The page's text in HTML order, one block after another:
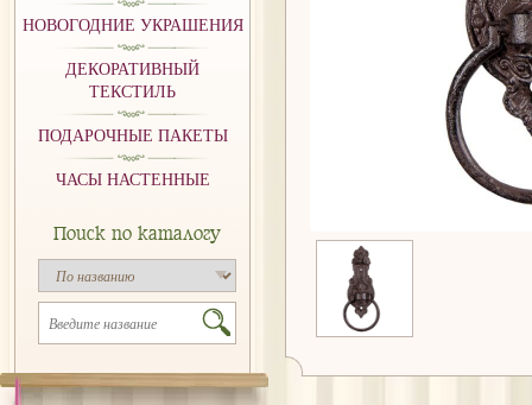
НОВОГОДНИЕ УКРАШЕНИЯ
ДЕКОРАТИВНЫЙ
ТЕКСТИЛЬ
ПОДАРОЧНЫЕ ПАКЕТЫ
ЧАСЫ НАСТЕННЫЕ
Поиск по каталогу